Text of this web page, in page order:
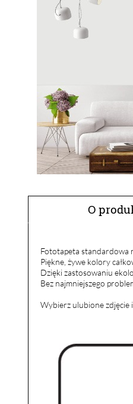
O
Fototapeta standardowa
Piękne, żywe kolory
Dzięki zastosowaniu
Bez najmniejszego
Wybierz ulubione zdjęcie